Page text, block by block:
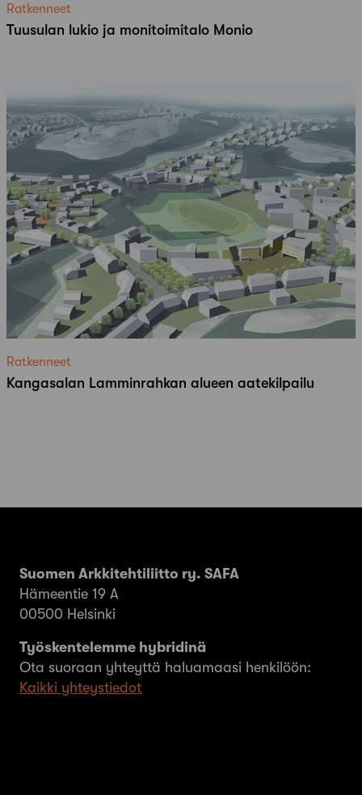
Ratkenneet
Tuusulan lukio ja monitoimitalo Monio
Ratkenneet
Kangasalan Lamminrahkan alueen aatekilpailu
Suomen Arkkitehtiliitto ry. SAFA
Hämeentie 19 A
00500 Helsinki
Työskentelemme hybridinä
Ota suoraan yhteyttä haluamaasi henkilöön:
Kaikki yhteystiedot